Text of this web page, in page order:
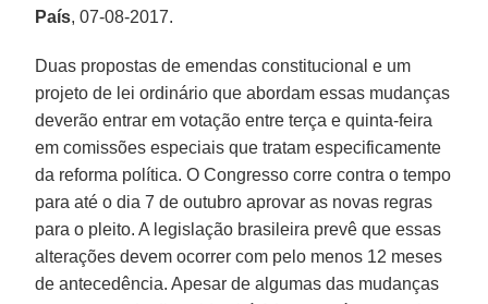
País, 07-08-2017.
Duas propostas de emendas constitucional e um
projeto de lei ordinário que abordam essas mudanças
deverão entrar em votação entre terça e quinta-feira
em comissões especiais que tratam especificamente
da reforma política. O Congresso corre contra o tempo
para até o dia 7 de outubro aprovar as novas regras
para o pleito. A legislação brasileira prevê que essas
alterações devem ocorrer com pelo menos 12 meses
de antecedência. Apesar de algumas das mudanças